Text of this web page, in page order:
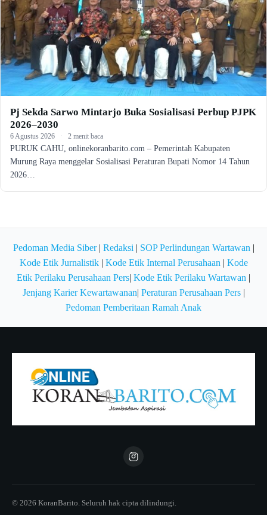
Pj Sekda Sarwo Mintarjo Buka Sosialisasi Perbup PJPK
2026–2030
6 Agustus 2026 · 2 menit baca
PURUK CAHU, onlinekoranbarito.com – Pemerintah Kabupaten
Murung Raya menggelar Sosialisasi Peraturan Bupati Nomor 14 Tahun
2026…
Pedoman Media Siber| Redaksi | SOP Perlindungan Wartawan |
Kode Etik Jurnalistik| Kode Etik Internal Perusahaan | Kode
Etik Perilaku Perusahaan Pers| Kode Etik Perilaku Wartawan |
Jenjang Karier Kewartawanan| Peraturan Perusahaan Pers|
Pedoman Pemberitaan Ramah Anak
© 2026 KoranBarito. Seluruh hak cipta dilindungi.